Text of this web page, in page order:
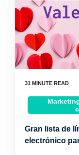
Gran lista de
electrónico